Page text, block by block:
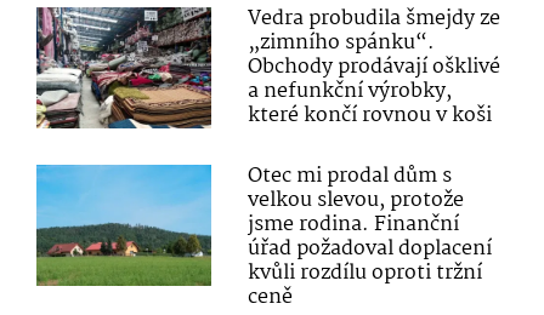
Vedra probudila šmejdy ze
„zimního spánku“.
Obchody prodávají ošklivé
a nefunkční výrobky,
které končí rovnou v koši
Otec mi prodal dům s
velkou slevou, protože
jsme rodina. Finanční
úřad požadoval doplacení
kvůli rozdílu oproti tržní
ceně